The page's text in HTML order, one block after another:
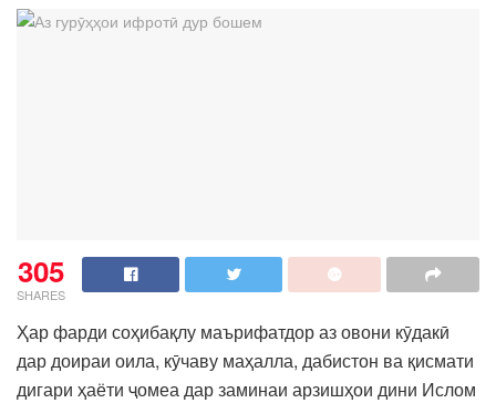
305
SHARES
Ҳар фарди соҳибақлу маърифатдор аз овони кӯдакӣ
дар доираи оила, кӯчаву маҳалла, дабистон ва қисмати
дигари ҳаёти ҷомеа дар заминаи арзишҳои дини Ислом